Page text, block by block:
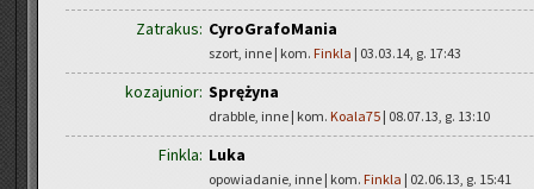
Zatrakus: CyroGrafoMania
szort, inne | kom. Finkla | 03.03.14, g. 17:43
kozajunior: Sprężyna
drabble, inne | kom. Koala75 | 08.07.13, g. 13:10
Finkla: Luka
opowiadanie, inne | kom. Finkla | 02.06.13, g. 15:41